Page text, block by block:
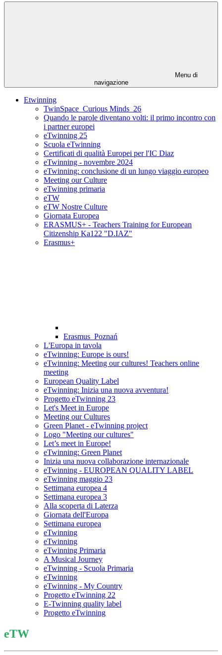
Menu di
navigazione
Etwinning
TwinSpace_Curious Minds_26
Quando le parole diventano volti: il primo incontro con
i partner europei
eTwinning 25
Scuola eTwinning
Certificati di qualità Europei per l'IC Diaz
eTwinning - novembre 2024
eTwinning: conclusione di un lungo viaggio europeo
Meeting our Culture
eTwinning primaria
eTW
eTW Nostre Culture
Giornata Europea
ERASMUS+ - Teachers Training for European
Citizenship Ka122 "D.IAZ"
Erasmus+
Erasmus_Poznań
L'Europa in tavola
eTwinning: Europe is ours!
eTwinning: Meeting our cultures! Teachers online
meeting
European Quality Label
eTwinning: Inizia una nuova avventura!
Progetto eTwinning 23
Let's Meet in Europe
Meeting our Cultures
Green Planet - eTwinning project
Logo "Meeting our cultures"
Let’s meet in Europe!
eTwinning: Green Planet
Inizia una nuova collaborazione internazionale
eTwinning - EUROPEAN QUALITY LABEL
eTwinning maggio 23
Settimana europea 4
Settimana europea 3
Alla scoperta di Laterza
Giornata dell'Europa
Settimana europea
eTwinning
eTwinning
eTwinning Primaria
A Musical Journey
eTwinning - Scuola Primaria
eTwinning
eTwinning - My Country
Progetto eTwinning 22
E-Twinning quality label
Progetto eTwinning
eTW